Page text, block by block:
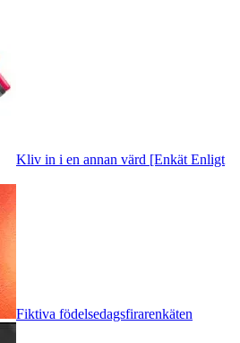
Kliv in i en annan värd [Enkät Enligt
Fiktiva födelsedagsfirarenkäten